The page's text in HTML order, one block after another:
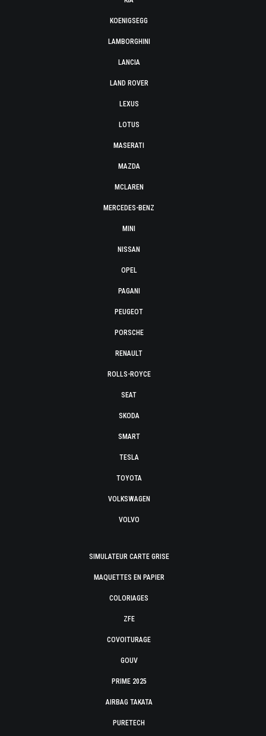
KOENIGSEGG
LAMBORGHINI
LANCIA
LAND ROVER
LEXUS
LOTUS
MASERATI
MAZDA
MCLAREN
MERCEDES-BENZ
MINI
NISSAN
OPEL
PAGANI
PEUGEOT
PORSCHE
RENAULT
ROLLS-ROYCE
SEAT
SKODA
SMART
TESLA
TOYOTA
VOLKSWAGEN
VOLVO
SIMULATEUR CARTE GRISE
MAQUETTES EN PAPIER
COLORIAGES
ZFE
COVOITURAGE
GOUV
PRIME 2025
AIRBAG TAKATA
PURETECH